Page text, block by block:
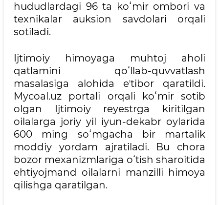
hududlardagi 96 ta koʻmir ombori va
texnikalar auksion savdolari orqali
sotiladi.
Ijtimoiy himoyaga muhtoj aholi
qatlamini qoʻllab-quvvatlash
masalasiga alohida eʼtibor qaratildi.
Mycoal.uz portali orqali koʻmir sotib
olgan Ijtimoiy reyestrga kiritilgan
oilalarga joriy yil iyun-dekabr oylarida
600 ming soʻmgacha bir martalik
moddiy yordam ajratiladi. Bu chora
bozor mexanizmlariga oʻtish sharoitida
ehtiyojmand oilalarni manzilli himoya
qilishga qaratilgan.